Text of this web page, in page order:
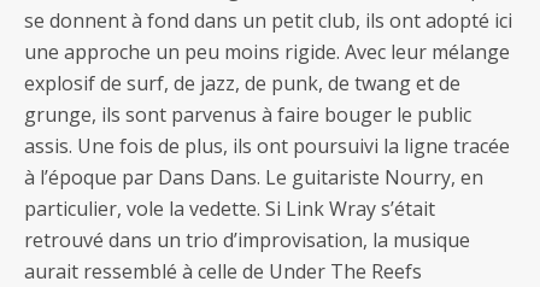
se donnent à fond dans un petit club, ils ont adopté ici
une approche un peu moins rigide. Avec leur mélange
explosif de surf, de jazz, de punk, de twang et de
grunge, ils sont parvenus à faire bouger le public
assis. Une fois de plus, ils ont poursuivi la ligne tracée
à l’époque par Dans Dans. Le guitariste Nourry, en
particulier, vole la vedette. Si Link Wray s’était
retrouvé dans un trio d’improvisation, la musique
aurait ressemblé à celle de Under The Reefs